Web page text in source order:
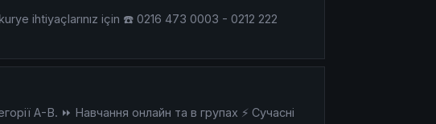
ihtiyaçlarınız için ☎️ 0216 473 0003 - 0212 222
A-B. ⏩ Навчання онлайн та в групах ⚡ Сучасні